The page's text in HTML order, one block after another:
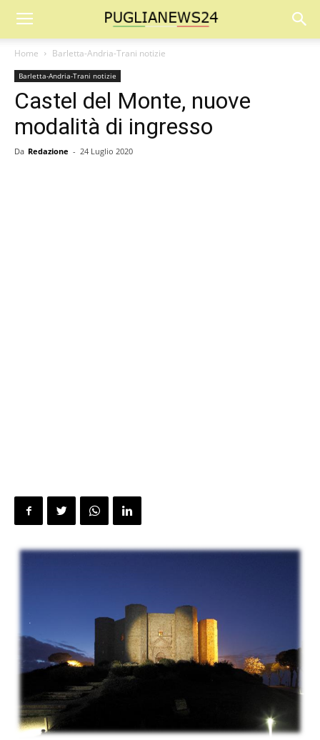
Home Barletta-Andria-Trani notizie
Barletta-Andria-Trani notizie
Castel del Monte, nuove
modalità di ingresso
Da Redazione - 24 Luglio 2020